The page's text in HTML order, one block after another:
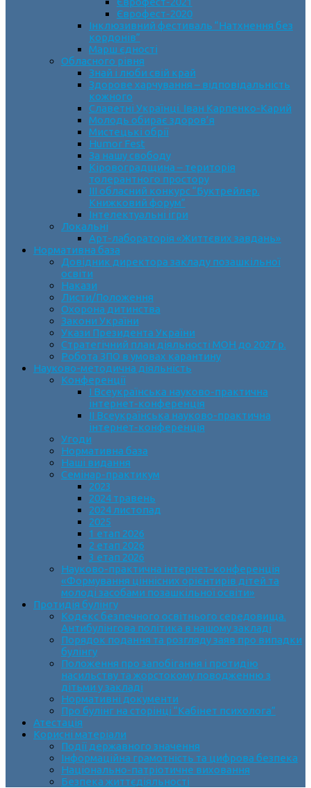
Єврофест-2020
Інклюзивний фестиваль “Натхнення без
кордонів”
Марш єдності
Обласного рівня
Знай і люби свій край
Здорове харчування – відповідальність
кожного
Славетні Українці. Іван Карпенко-Карий
Молодь обирає здоров’я
Мистецькі обрії
Humor Fest
За нашу свободу
Кіровоградщина – територія
толерантного простору
ІII обласний конкурс “Буктрейлер.
Книжковий форум”
Інтелектуальні ігри
Локальні
Арт-лабораторія «Життєвих завдань»
Нормативна база
Довідник директора закладу позашкільної
освіти
Накази
Листи/Положення
Охорона дитинства
Закони України
Укази Президента України
Стратегічний план діяльності МОН до 2027 р.
Робота ЗПО в умовах карантину
Науково-методична діяльність
Конференції
І Всеукраїнська науково-практична
інтернет-конференція
ІІ Всеукраїнська науково-практична
інтернет-конференція
Угоди
Нормативна база
Наші видання
Семінар-практикум
2023
2024 травень
2024 листопад
2025
1 етап 2026
2 етап 2026
3 етап 2026
Науково-практична інтернет-конференція
«Формування ціннісних орієнтирів дітей та
молоді засобами позашкільної освіти»
Протидія булінгу
Кодекс безпечного освітнього середовища.
Антибулінгова політика в нашому закладі
Порядок подання та розгляду заяв про випадки
булінгу
Положення про запобігання і протидію
насильству та жорстокому поводженню з
дітьми у закладі
Нормативні документи
Про булінг на сторінці “Кабінет психолога”
Атестація
Корисні матеріали
Події державного значення
Інформаційна грамотність та цифрова безпека
Національно-патріотичне виховання
Безпека життєдіяльності